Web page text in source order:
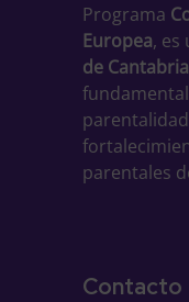
Programa
Europea, es
de Cantabria
parentales
Contacto